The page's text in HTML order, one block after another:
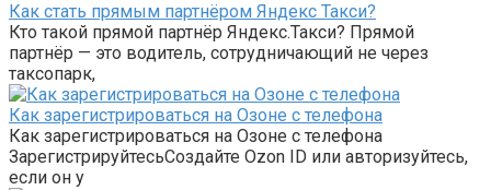
Как стать прямым партнёром Яндекс Такси?
Кто такой прямой партнёр Яндекс.Такси? Прямой
партнёр — это водитель, сотрудничающий не через
таксопарк,
Как зарегистрироваться на Озоне с телефона
Как зарегистрироваться на Озоне с телефона
ЗарегистрируйтесьСоздайте Ozon ID или авторизуйтесь,
если он у